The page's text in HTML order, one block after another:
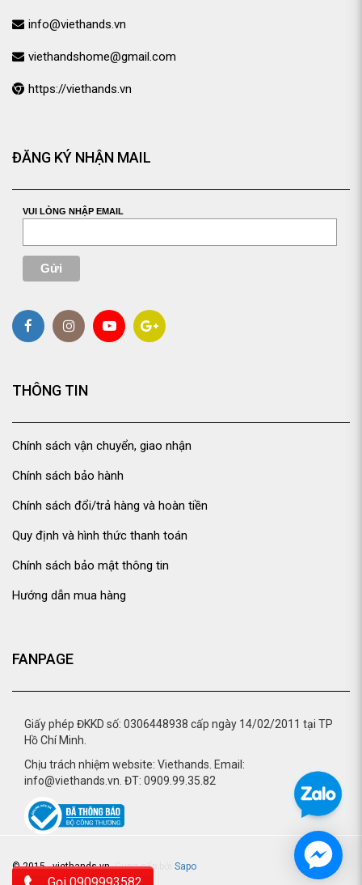
info@viethands.vn
viethandshome@gmail.com
https://viethands.vn
ĐĂNG KÝ NHẬN MAIL
VUI LÒNG NHẬP EMAIL
THÔNG TIN
Chính sách vận chuyển, giao nhận
Chính sách bảo hành
Chính sách đổi/trả hàng và hoàn tiền
Quy định và hình thức thanh toán
Chính sách bảo mật thông tin
Hướng dẫn mua hàng
FANPAGE
Giấy phép ĐKKD số: 0306448938 cấp ngày 14/02/2011 tại TP
Hồ Chí Minh.
Chịu trách nhiệm website: Viethands. Email:
info@viethands.vn. ĐT: 0909.99.35.82
© 2015 - viethands.vn.Cung cấp bởi Sapo